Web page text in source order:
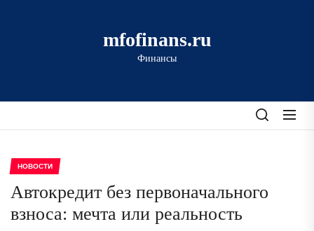
mfofinans.ru
Финансы
НОВОСТИ
Автокредит без первоначального
взноса: мечта или реальность